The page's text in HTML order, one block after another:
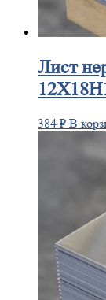
Лист
384 ₽ В